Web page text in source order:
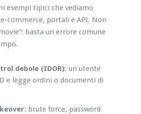
esempi tipici che vediamo
commerce, portali e API. Non
basta un errore comune
debole (IDOR): un utente
e legge ordini o documenti di
: brute force, password